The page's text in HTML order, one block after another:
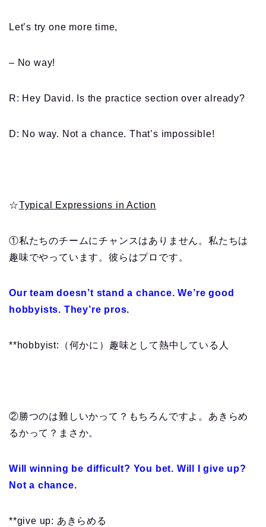
Let’s try one more time,
– No way!
R: Hey David. Is the practice section over already?
D: No way. Not a chance. That’s impossible!
☆Typical Expressions in Action
①私たちのチームにチャンスはありません。私たちは
趣味でやっています。彼らはプロです。
Our team doesn’t stand a chance. We’re good
hobbyists. They’re pros.
**hobbyist:（何かに）趣味として熱中している人
②勝つのは難しいかって？もちろんですよ。あきらめ
るかって？まさか。
Will winning be difficult? You bet. Will I give up?
Not a chance.
**give up: あきらめる